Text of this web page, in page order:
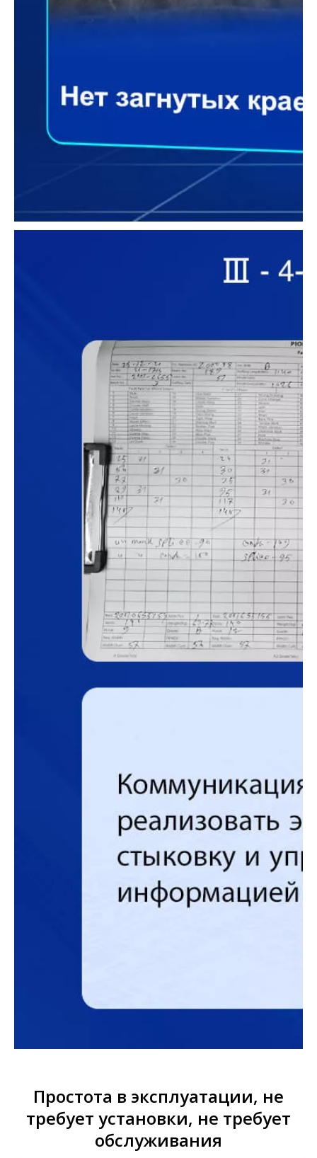
Простота в эксплуатации, не
требует установки, не требует
обслуживания